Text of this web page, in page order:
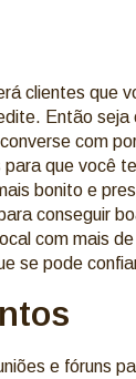
clientes que
Então
com
que você
bonito e
conseguir
com mais
se pode
e fóruns